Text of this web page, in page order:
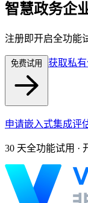
智慧政务企
注册即开启全功能
获取私
申请嵌入式集成评
30 天全功能试用 ·